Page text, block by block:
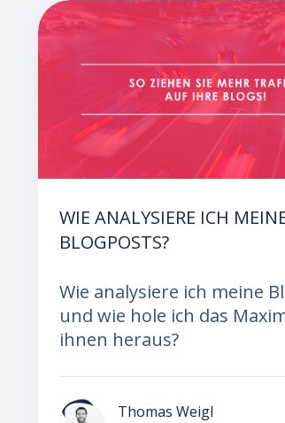
WIE ANALYSIERE ICH
BLOGPOSTS?
Wie analysiere ich meine
und wie hole ich das
ihnen heraus?
Thomas Weigl